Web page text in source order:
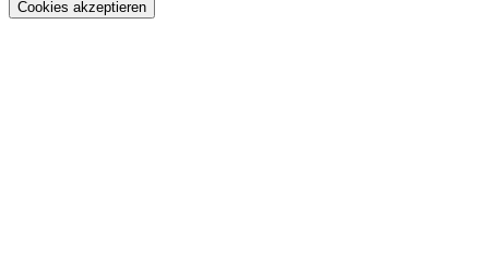
Cookies akzeptieren